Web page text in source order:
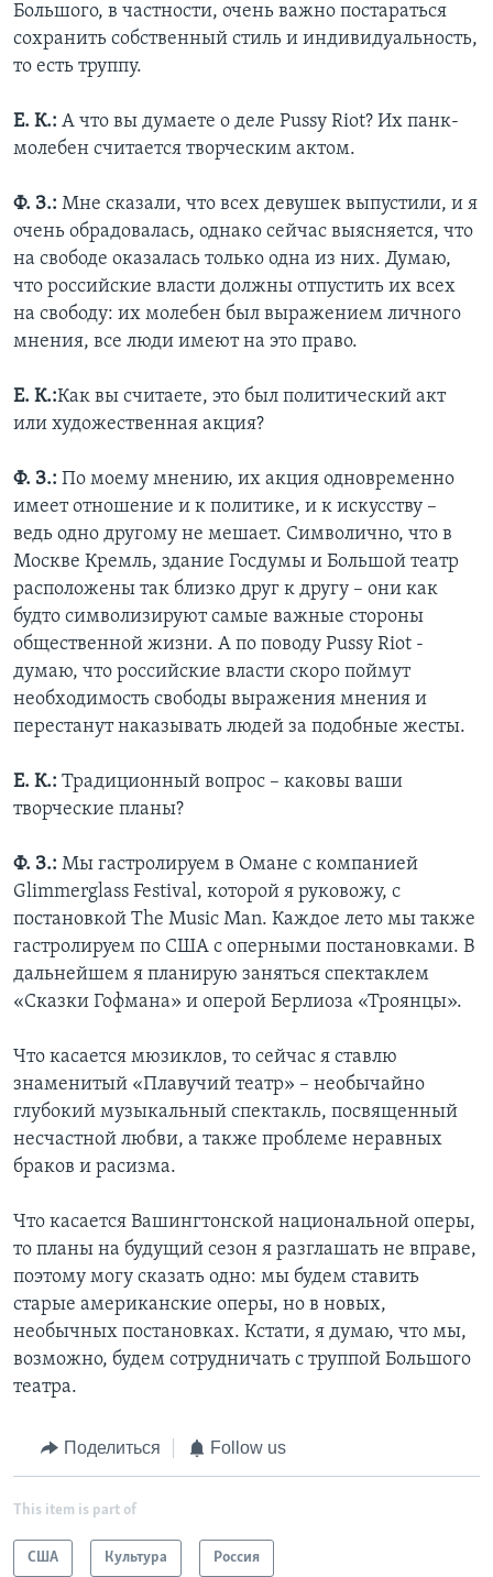
Большого, в частности, очень важно постараться
сохранить собственный стиль и индивидуальность,
то есть труппу.
Е. К.: А что вы думаете о деле Pussy Riot? Их панк-
молебен считается творческим актом.
Ф. З.: Мне сказали, что всех девушек выпустили, и я
очень обрадовалась, однако сейчас выясняется, что
на свободе оказалась только одна из них. Думаю,
что российские власти должны отпустить их всех
на свободу: их молебен был выражением личного
мнения, все люди имеют на это право.
Е. К.:Как вы считаете, это был политический акт
или художественная акция?
Ф. З.: По моему мнению, их акция одновременно
имеет отношение и к политике, и к искусству –
ведь одно другому не мешает. Символично, что в
Москве Кремль, здание Госдумы и Большой театр
расположены так близко друг к другу – они как
будто символизируют самые важные стороны
общественной жизни. А по поводу Pussy Riot -
думаю, что российские власти скоро поймут
необходимость свободы выражения мнения и
перестанут наказывать людей за подобные жесты.
Е. К.: Традиционный вопрос – каковы ваши
творческие планы?
Ф. З.: Мы гастролируем в Омане с компанией
Glimmerglass Festival, которой я руковожу, с
постановкой The Music Man. Каждое лето мы также
гастролируем по США с оперными постановками. В
дальнейшем я планирую заняться спектаклем
«Сказки Гофмана» и оперой Берлиоза «Троянцы».
Что касается мюзиклов, то сейчас я ставлю
знаменитый «Плавучий театр» – необычайно
глубокий музыкальный спектакль, посвященный
несчастной любви, а также проблеме неравных
браков и расизма.
Что касается Вашингтонской национальной оперы,
то планы на будущий сезон я разглашать не вправе,
поэтому могу сказать одно: мы будем ставить
старые американские оперы, но в новых,
необычных постановках. Кстати, я думаю, что мы,
возможно, будем сотрудничать с труппой Большого
театра.
Поделиться Follow us
This item is part of
США Культура Россия